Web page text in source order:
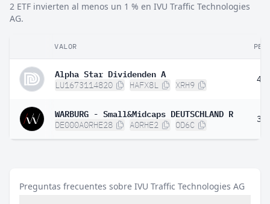
2 ETF invierten al menos un 1 % en IVU Traffic Technologies
AG.
VALOR
Alpha Star Dividenden A
LU1673114820 HAFX8L XRH9
WARBURG - Small&Midcaps DEUTSCHLAND R
DE000A0RHE28 A0RHE2 OD6C
Preguntas frecuentes sobre IVU Traffic Technologies AG